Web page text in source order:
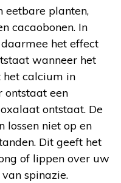
eetbare planten,
cacaobonen. In
het effect
wanneer het
calcium in
ontstaat een
ontstaat. De
lossen niet op en
Dit geeft het
of lippen over uw
spinazie.